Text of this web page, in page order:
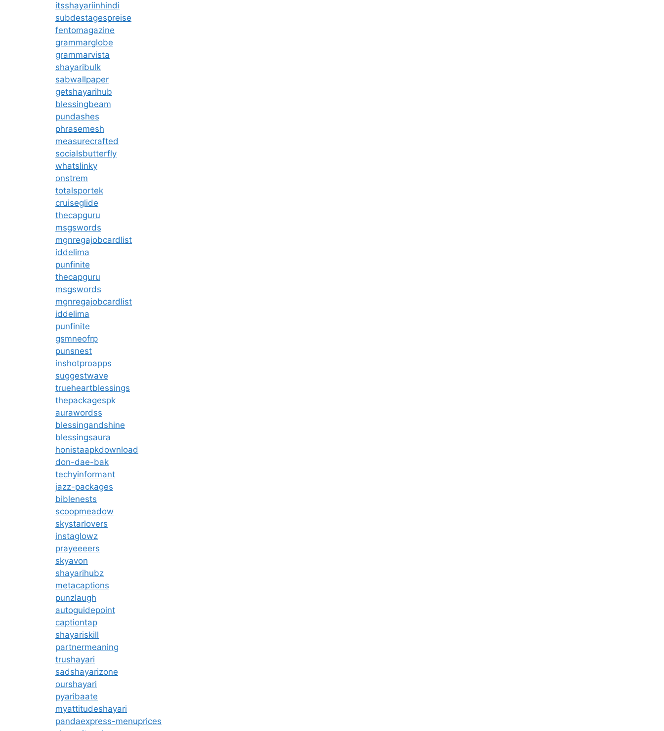
itsshayariinhindi
subdestagespreise
fentomagazine
grammarglobe
grammarvista
shayaribulk
sabwallpaper
getshayarihub
blessingbeam
pundashes
phrasemesh
measurecrafted
socialsbutterfly
whatslinky
onstrem
totalsportek
cruiseglide
thecapguru
msgswords
mgnregajobcardlist
iddelima
punfinite
thecapguru
msgswords
mgnregajobcardlist
iddelima
punfinite
gsmneofrp
punsnest
inshotproapps
suggestwave
trueheartblessings
thepackagespk
aurawordss
blessingandshine
blessingsaura
honistaapkdownload
don-dae-bak
techyinformant
jazz-packages
biblenests
scoopmeadow
skystarlovers
instaglowz
prayeeeers
skyavon
shayarihubz
metacaptions
punzlaugh
autoguidepoint
captiontap
shayariskill
partnermeaning
trushayari
sadshayarizone
ourshayari
pyaribaate
myattitudeshayari
pandaexpress-menuprices